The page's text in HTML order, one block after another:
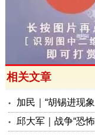
相关文章